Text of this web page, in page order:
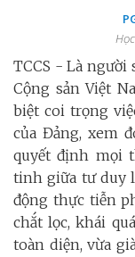
TCCS - Là người
Cộng sản Việt
biệt coi trọng
của Đảng, xem
quyết định mọi
tinh giữa tư duy
động thực tiễn
chắt lọc, khái
toàn diện, vừa